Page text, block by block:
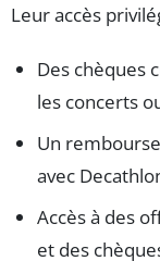
Leur accès
Des chèques
les concerts
Un
avec
Accès à des
et des